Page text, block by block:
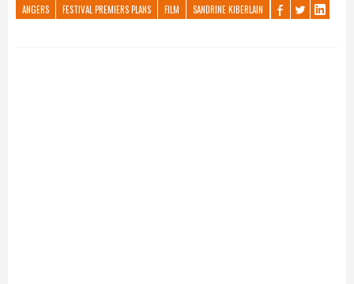
ANGERS FESTIVAL PREMIERS PLANS FILM SANDRINE KIBERLAIN